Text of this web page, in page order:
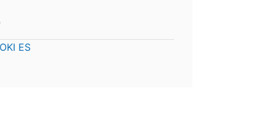
OKI ES